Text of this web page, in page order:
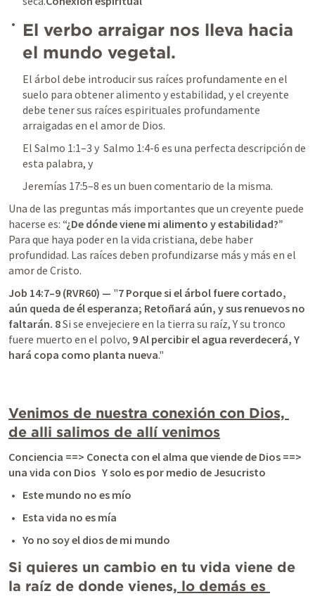
El verbo arraigar nos lleva hacia
el mundo vegetal.
El árbol debe introducir sus raíces profundamente en el
suelo para obtener alimento y estabilidad, y el creyente
debe tener sus raíces espirituales profundamente
arraigadas en el amor de Dios.
El Salmo 1:1–3 y Salmo 1:4-6 es una perfecta descripción de
esta palabra, y
Jeremías 17:5–8 es un buen comentario de la misma.
Una de las preguntas más importantes que un creyente puede
hacerse es: “¿De dónde viene mi alimento y estabilidad?”
Para que haya poder en la vida cristiana, debe haber
profundidad. Las raíces deben profundizarse más y más en el
amor de Cristo.
Job 14:7–9 (RVR60) — "7 Porque si el árbol fuere cortado,
aún queda de él esperanza; Retoñará aún, y sus renuevos no
faltarán. 8 Si se envejeciere en la tierra su raíz, Y su tronco
fuere muerto en el polvo, 9 Al percibir el agua reverdecerá, Y
hará copa como planta nueva."
Venimos de nuestra conexión con Dios,
de alli salimos de allí venimos
Conciencia ==> Conecta con el alma que viende de Dios ==>
una vida con Dios   Y solo es por medio de Jesucristo
Este mundo no es mío
Esta vida no es mía
Yo no soy el dios de mi mundo
Si quieres un cambio en tu vida viene de
la raíz de donde vienes, lo demás es